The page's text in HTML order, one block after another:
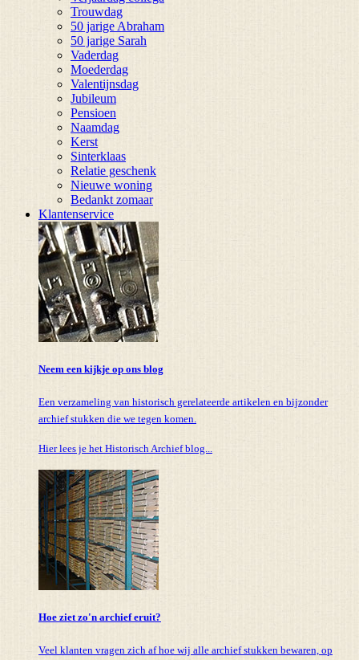
Trouwdag
50 jarige Abraham
50 jarige Sarah
Vaderdag
Moederdag
Valentijnsdag
Jubileum
Pensioen
Naamdag
Kerst
Sinterklaas
Relatie geschenk
Nieuwe woning
Bedankt zomaar
Klantenservice
Neem een kijkje op ons blog
Een verzameling van historisch gerelateerde artikelen en bijzonder
archief stukken die we tegen komen.
Hier lees je het Historisch Archief blog...
Hoe ziet zo'n archief eruit?
Veel klanten vragen zich af hoe wij alle archief stukken bewaren, op